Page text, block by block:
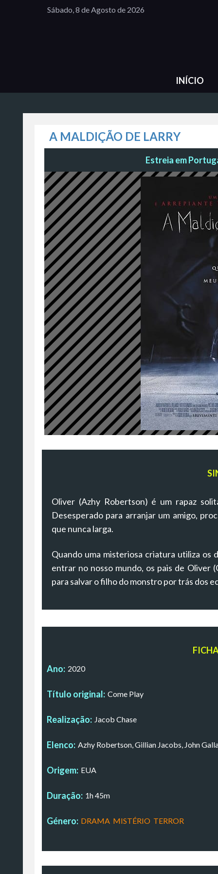
Sábado, 8 de Agosto de 2026
INÍCIO
A MALDIÇÃO DE LARRY
Estreia em
Oliver (Azhy Robertson) é um rapaz
Desesperado para arranjar um amigo,
que nunca larga.
Quando uma misteriosa criatura utiliza os
entrar no nosso mundo, os pais de Oliver
para salvar o filho do monstro por trás dos
Ano: 2020
Título original: Come Play
Realização: Jacob Chase
Elenco: Azhy Robertson, Gillian Jacobs, John
Origem: EUA
Duração: 1h 45m
Género: DRAMA, MISTÉRIO, TERROR